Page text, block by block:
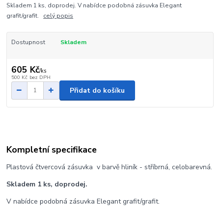
Skladem 1 ks, doprodej. V nabídce podobná zásuvka Elegant
grafit/grafit. celý popis
Dostupnost Skladem
605 Kč/ks
500 Kč bez DPH
Přidat do košíku
Kompletní specifikace
Plastová čtvercová zásuvka v barvě hliník - stříbrná, celobarevná.
Skladem 1 ks, doprodej.
V nabídce podobná zásuvka Elegant grafit/grafit.